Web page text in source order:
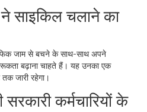
साइकिल चलाने का
जाम से बचने के साथ-साथ अपने
बढ़ाना चाहते हैं। यह उनका एक
जारी रहेगा।
सरकारी कर्मचारियों के